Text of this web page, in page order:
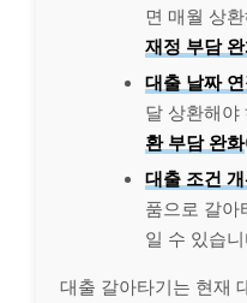
면 매월 상
재정 부담
대출 날짜
달 상환해야
환 부담 완화
대출 조건
품으로 갈아
일 수 있습니
대출 갈아타기는 현재